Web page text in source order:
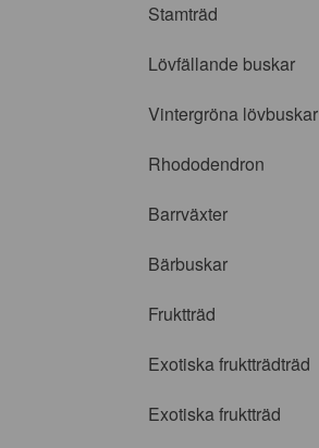
Stamträd
Lövfällande buskar
Vintergröna lövbuskar
Rhododendron
Barrväxter
Bärbuskar
Fruktträd
Exotiska fruktträdträd
Exotiska fruktträd